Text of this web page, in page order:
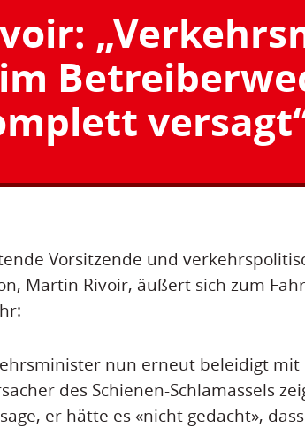
Vorsitzende und
Martin Rivoir, äußert sich zum
nun erneut beleidigt
des Schienen-Schlamassels
er hätte es «nicht gedacht»,